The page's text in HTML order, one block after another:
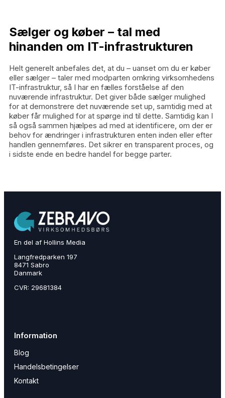
Sælger og køber – tal med
hinanden om IT-infrastrukturen
Helt generelt anbefales det, at du – uanset om du er køber
eller sælger – taler med modparten omkring virksomhedens
IT-infrastruktur, så I har en fælles forståelse af den
nuværende infrastruktur. Det giver både sælger mulighed
for at demonstrere det nuværende set up, samtidig med at
køber får mulighed for at spørge ind til dette. Samtidig kan I
så også sammen hjælpes ad med at identificere, om der er
behov for ændringer i infrastrukturen enten inden eller efter
handlen gennemføres. Det sikrer en transparent proces, og
i sidste ende en bedre handel for begge parter.
En del af Hollins Media
Langfredparken 197
8471 Sabro
Danmark
CVR: 29681384
Information
Blog
Handelsbetingelser
Kontakt